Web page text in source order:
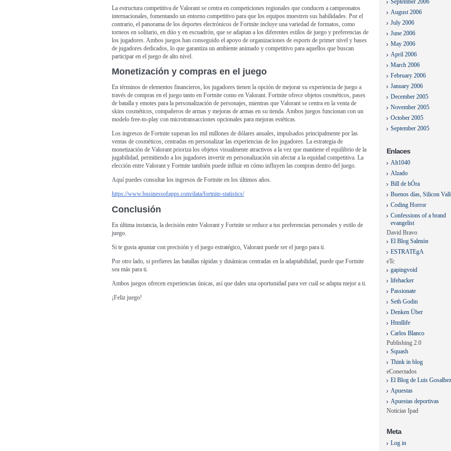
La estructura competitiva de Valorant se centra en competiciones regionales que conducen a campeonatos
internacionales, fomentando un entorno competitivo para que los equipos muestren sus habilidades. Por el
contrario, el panorama de los deportes electrónicos de Fortnite incluye una variedad de formatos, como
torneos en solitario, en dúo y en escuadrón, que se adaptan a los diferentes estilos de juego y preferencias de
los jugadores. Ambos juegos han conseguido el apoyo de organizaciones de esports de primer nivel y bases
de jugadores dedicados, lo que garantiza un ambiente animado y competitivo para aquellos que buscan
participar en el juego de alto nivel.
Monetización y compras en el juego
En términos de elementos financieros, los jugadores tienen la opción de mejorar su experiencia de juego a
través de compras en el juego tanto en Fortnite como en Valorant. Fortnite ofrece objetos cosméticos, pases
de batalla y emotes para la personalización de personajes, mientras que Valorant se centra en la venta de
skins cosméticos, compañeros de armas y mejoras de armas en su tienda. Ambos juegos funcionan con un
modelo free-to-play con microtransacciones opcionales para mejoras estéticas.
Los ingresos de Fortnite superan los mil millones de dólares anuales, impulsados principalmente por las
ventas de cosméticos, centradas en personalizar las experiencias de los jugadores. La estrategia de
monetización de Valorant prioriza los objetos visualmente atractivos a la vez que mantiene el equilibrio de la
jugabilidad, permitiendo a los jugadores invertir en personalización sin afectar a la equidad competitiva. La
elección entre Valorant y Fortnite también puede influir en cómo influyen las compras dentro del juego.
Aquí puedes consultar los ingresos de Fortnite en los últimos años.
https://www.businessofapps.com/data/fortnite-statistics/
Conclusión
En última instancia, la decisión entre Valorant y Fortnite se reduce a tus preferencias personales y estilo de
juego.
Si te gusta apuntar con precisión y el juego estratégico, Valorant puede ser el juego para ti.
Por otro lado, si prefieres las batallas rápidas y dinámicas centradas en la adaptabilidad, puede que Fortnite
sea más para ti.
Ambos juegos ofrecen experiencias únicas, así que dales una oportunidad para ver cuál se adapta mejor a ti.
¡Feliz juego!
September 2006
August 2006
July 2006
June 2006
May 2006
April 2006
March 2006
February 2006
January 2006
December 2005
November 2005
October 2005
September 2005
Enlaces
Alt1040
Alzado
Bill de hÓra
Buenos días, Silicon
Coding Horror
Confessions of a brand
evangelist
David Bravo
El Blog Salmón
ESTRATEgA
eTc
gapingvoid
lifehacker
Passionate
Seth Godin
Denken Über
Htmllife
Carlos Blanco
Publishing 2.0
Squash
Think in blog
eConectados
El Blog de Luis Gosalbez
Apuestas
Apuestas deportivas
Noticias Ipad
Meta
Log in